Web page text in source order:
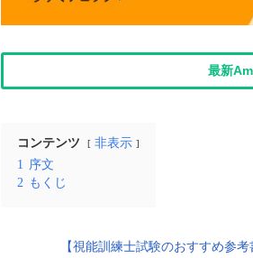
最新
コンテンツ
非表示
1
序文
2 もくじ
【視能訓練士試験のおすすめ参